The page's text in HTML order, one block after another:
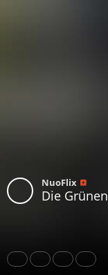
NuoFlix
Die Grünen und
Share Like